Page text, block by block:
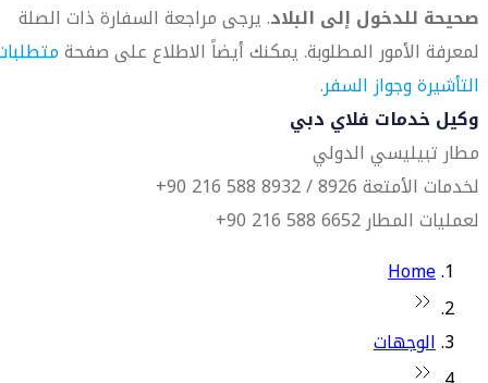
صحيحة للدخول إلى البلاد. يرجى مراجعة السفارة ذات الصلة
لمعرفة الأمور المطلوبة. يمكنك أيضاً الاطلاع على صفحة
التأشيرة وجواز السفر.
وكيل خدمات فلاي دبي
مطار تبيليسي الدولي
لخدمات الأمتعة 8926 / 8932 588 216 90+
لعمليات المطار 6652 588 216 90+
Home
الوجهات